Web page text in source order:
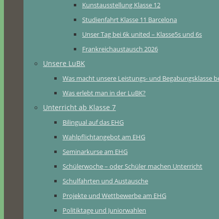
Kunstausstellung Klasse 12
Studienfahrt Klasse 11 Barcelona
Unser Tag bei 6k united – Klasse5s und 6s
Frankreichaustausch 2026
Unsere LuBK
Was macht unsere Leistungs- und Begabungsklasse
Was erlebt man in der LuBK?
Unterricht ab Klasse 7
Bilingual auf das EHG
Wahlpflichtangebot am EHG
Seminarkurse am EHG
Schülerwoche – oder Schüler machen Unterricht
Schulfahrten und Austausche
Projekte und Wettbewerbe am EHG
Politiktage und Juniorwahlen